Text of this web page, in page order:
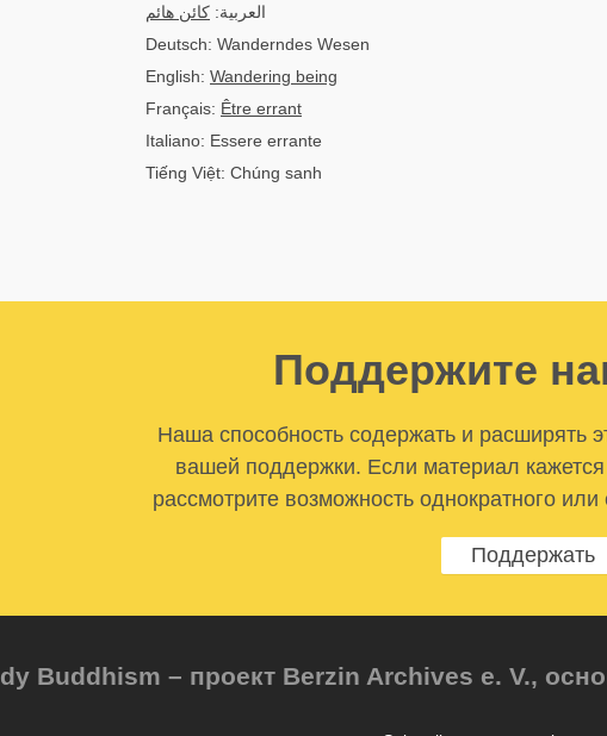
العربية: كائن هائم
Deutsch: Wanderndes Wesen
English: Wandering being
Français: Être errant
Italiano: Essere errante
Tiếng Việt: Chúng sanh
Поддержите
Наша способность содержать и расширять
вашей поддержки. Если материал
рассмотрите возможность однократного
Поддержать
Buddhism – проект Berzin Archives e. V.,